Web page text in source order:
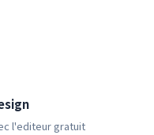
l'editeur gratuit